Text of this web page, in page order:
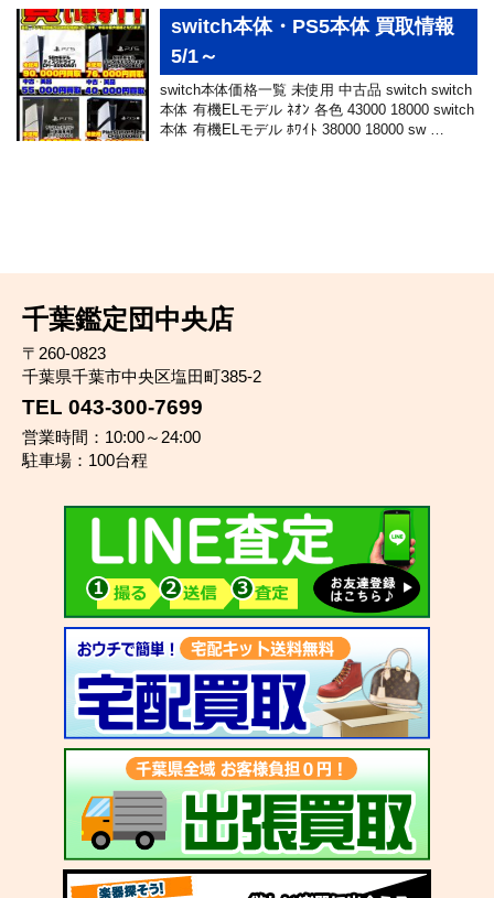
switch本体・PS5本体 買取情報
5/1～
switch本体価格一覧 未使用 中古品 switch switch
本体 有機ELモデル ﾈｵﾝ 各色 43000 18000 switch
本体 有機ELモデル ﾎﾜｲﾄ 38000 18000 sw …
千葉鑑定団中央店
〒260-0823
千葉県千葉市中央区塩田町385-2
TEL 043-300-7699
営業時間：10:00～24:00
駐車場：100台程